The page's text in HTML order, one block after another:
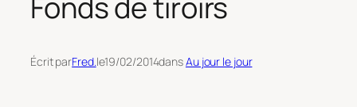
Écrit parFred.le19/02/2014dansAu jour le jour